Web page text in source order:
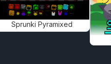
Sprunki Pyramixed